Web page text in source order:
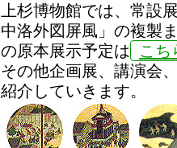
上杉博物館では、常設
中洛外図屏風」の複製
の原本展示予定は
こち
その他企画展、講演会
紹介していきます。